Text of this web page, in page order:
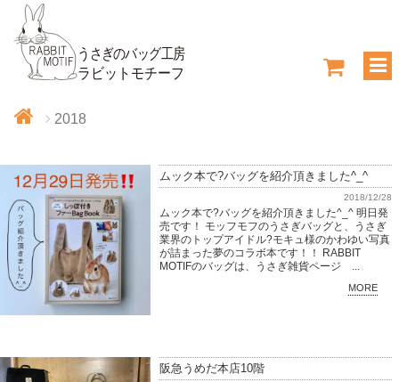
2018
ムック本で?バッグを紹介頂きました^_^
2018/12/28
ムック本で?バッグを紹介頂きました^_^ 明日発
売です！ モッフモフのうさぎバッグと、うさぎ
業界のトップアイドル?モキュ様のかわゆい写真
が詰まった夢のコラボ本です！！ RABBIT
MOTIFのバッグは、うさぎ雑貨ページ ...
MORE
阪急うめだ本店10階